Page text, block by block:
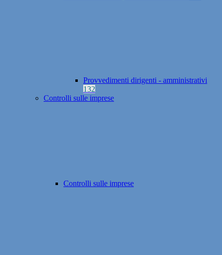
Provvedimenti dirigenti - amministrativi
132
Controlli sulle imprese
Controlli sulle imprese